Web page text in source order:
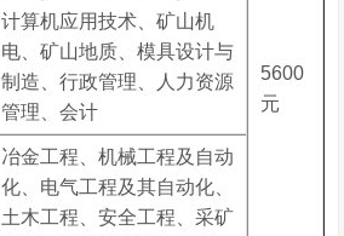
计算机应用技术、矿山机
电、矿山地质、模具设计与
制造、行政管理、人力资源
管理、会计
5600
元
冶金工程、机械工程及自动
化、电气工程及其自动化、
土木工程、安全工程、采矿